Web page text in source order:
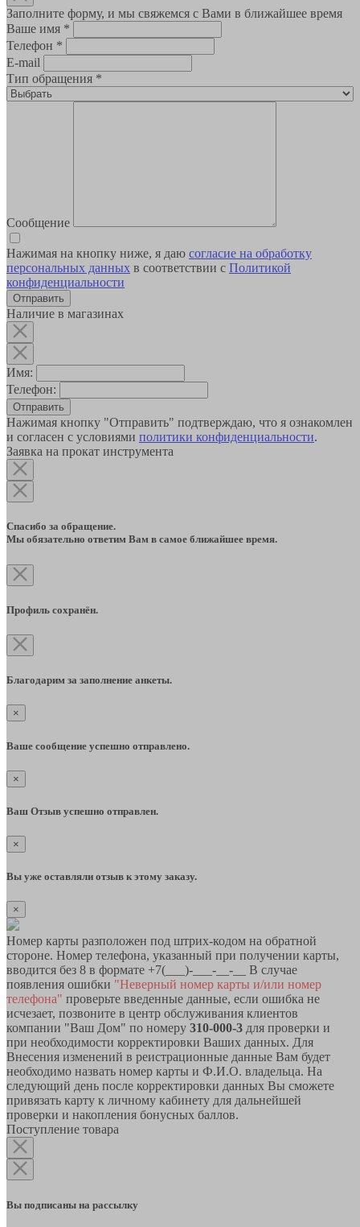
Заполните форму, и мы свяжемся с Вами в ближайшее время
Ваше имя *
Телефон *
E-mail
Тип обращения *
Сообщение
Нажимая на кнопку ниже, я даю согласие на обработку
персональных данных в соответствии с Политикой
конфиденциальности
Наличие в магазинах
Имя:
Телефон:
Отправить
Нажимая кнопку "Отправить" подтверждаю, что я ознакомлен
и согласен с условиями политики конфиденциальности.
Заявка на прокат инструмента
Спасибо за обращение.
Мы обязательно ответим Вам в самое ближайшее время.
Профиль сохранён.
Благодарим за заполнение анкеты.
×
Ваше сообщение успешно отправлено.
×
Ваш Отзыв успешно отправлен.
×
Вы уже оставляли отзыв к этому заказу.
×
Номер карты разположен под штрих-кодом на обратной
стороне. Номер телефона, указанный при получении карты,
вводится без 8 в формате +7(___)-___-__-__ В случае
появления ошибки "Неверный номер карты и/или номер
телефона" проверьте введенные данные, если ошибка не
исчезает, позвоните в центр обслуживания клиентов
компании "Ваш Дом" по номеру 310-000-3 для проверки и
при необходимости корректировки Ваших данных. Для
Внесения изменений в реистрационные данные Вам будет
необходимо назвать номер карты и Ф.И.О. владельца. На
следующий день после корректировки данных Вы сможете
привязать карту к личному кабинету для дальнейшей
проверки и накопления бонусных баллов.
Поступление товара
Вы подписаны на рассылку